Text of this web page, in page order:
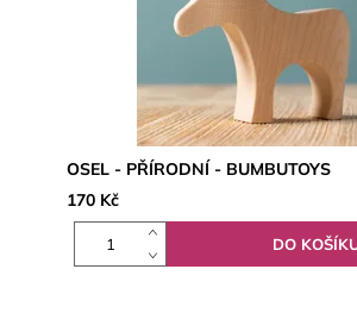
OSEL - PŘÍRODNÍ - BUMBUTOYS
170 Kč